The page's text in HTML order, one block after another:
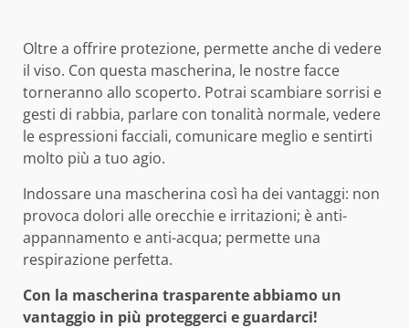
Oltre a offrire protezione, permette anche di vedere
il viso. Con questa mascherina, le nostre facce
torneranno allo scoperto. Potrai scambiare sorrisi e
gesti di rabbia, parlare con tonalità normale, vedere
le espressioni facciali, comunicare meglio e sentirti
molto più a tuo agio.
Indossare una mascherina così ha dei vantaggi: non
provoca dolori alle orecchie e irritazioni; è anti-
appannamento e anti-acqua; permette una
respirazione perfetta.
Con la mascherina trasparente abbiamo un
vantaggio in più proteggerci e guardarci!